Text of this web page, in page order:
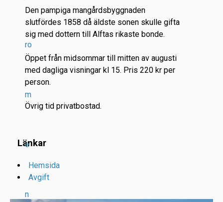
ro
m
e
n
Den pampiga mangårdsbyggnaden
slutfördes 1858 då äldste sonen skulle gifta
sig med dottern till Alftas rikaste bonde.
Öppet från midsommar till mitten av augusti
med dagliga visningar kl 15. Pris 220 kr per
person.
Övrig tid privatbostad.
Länkar
Hemsida
Avgift